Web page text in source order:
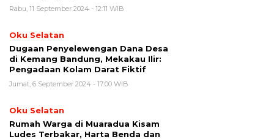
Rabu, 11 September 2024 - 12:11 WIB
Oku Selatan
Dugaan Penyelewengan Dana Desa
di Kemang Bandung, Mekakau Ilir:
Pengadaan Kolam Darat Fiktif
Jumat, 6 September 2024 - 17:00 WIB
Oku Selatan
Rumah Warga di Muaradua Kisam
Ludes Terbakar, Harta Benda dan